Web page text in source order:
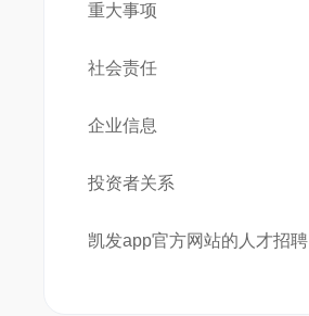
重大事项
社会责任
企业信息
投资者关系
凯发app官方网站的人才招聘